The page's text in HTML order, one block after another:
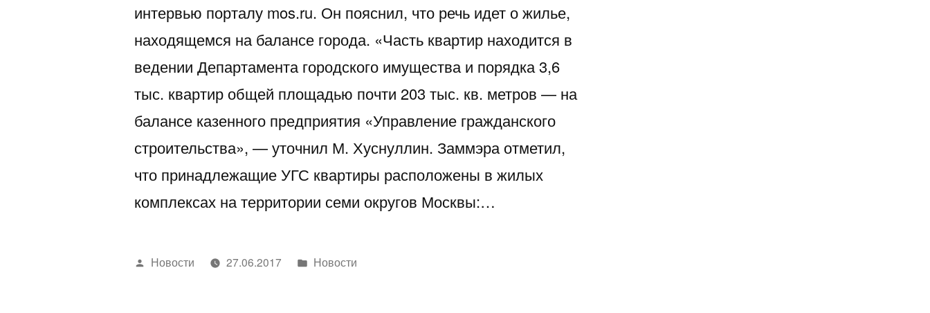
интервью порталу mos.ru. Он пояснил, что речь идет о жилье,
находящемся на балансе города. «Часть квартир находится в
ведении Департамента городского имущества и порядка 3,6
тыс. квартир общей площадью почти 203 тыс. кв. метров — на
балансе казенного предприятия «Управление гражданского
строительства», — уточнил М. Хуснуллин. Заммэра отметил,
что принадлежащие УГС квартиры расположены в жилых
комплексах на территории семи округов Москвы:…
Написано
Новости 27.06.2017
Написано
Новости